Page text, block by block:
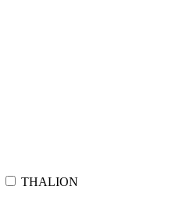
THALION